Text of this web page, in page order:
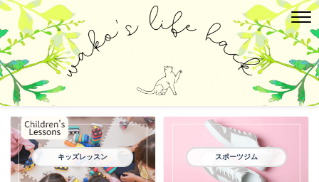
キッズレッスン スポーツジム